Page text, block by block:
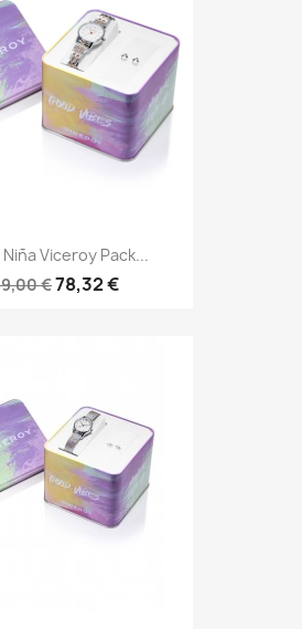
Niña Viceroy Pack...
€78,32 €